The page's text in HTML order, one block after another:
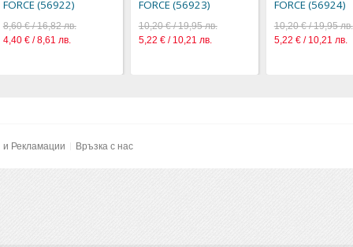
желания
FORCE (56922)
8,60 € / 16,82 лв.
4,40 € / 8,61 лв.
FORCE (56923)
10,20 € / 19,95 лв.
5,22 € / 10,21 лв.
FORCE (56924)
10,20 € / 19,95 лв.
5,22 € / 10,21 лв.
и Рекламации Връзка с нас